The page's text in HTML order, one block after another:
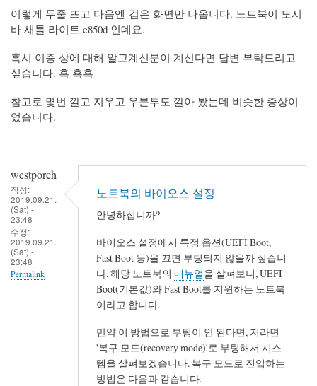
이렇게 두줄 뜨고 다음엔 검은 화면만 나옵니다. 노트북이 도시
바 새틀 라이트 c850d 인데요.
혹시 이증 상에 대해 알고계신분이 계신다면 답변 부탁드리고
싶습니다. 흑 흑흑
참고로 몇번 깔고 지우고 우분투도 깔아 봤는데 비슷한 증상이
었습니다.
westporch
작성:
2019.09.21.
(Sat) -
23:48
수정:
2019.09.21.
(Sat) -
23:48
Permalink
노트북의 바이오스 설정
안녕하십니까?
바이오스 설정에서 특정 옵션(UEFI Boot,
Fast Boot 등)을 끄면 부팅되지 않을까 싶습니
다. 해당 노트북의 매뉴얼을 살펴보니, UEFI
Boot(기본값)와 Fast Boot를 지원하는 노트북
이라고 합니다.
만약 이 방법으로 부팅이 안 된다면, 저라면
'복구 모드(recovery mode)'로 부팅해서 시스
템을 살펴보겠습니다. 복구 모드로 진입하는
방법은 다음과 같습니다.